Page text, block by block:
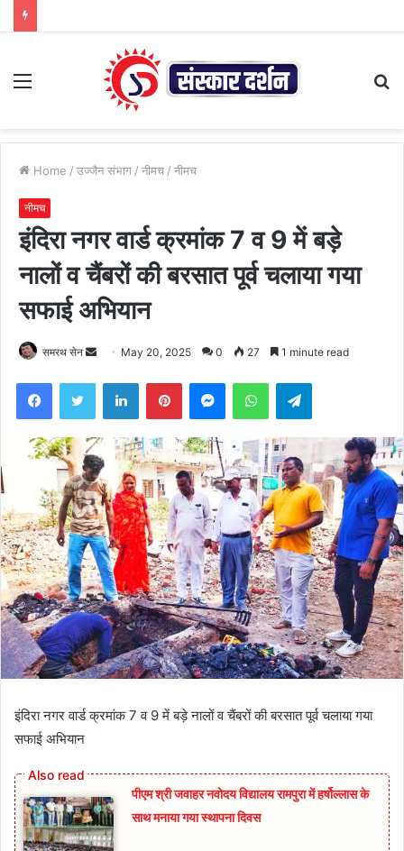
Menu
Home / उज्जैन संभाग / नीमच / नीमच
नीमच
इंदिरा नगर वार्ड क्रमांक 7 व 9 में बड़े
नालों व चैंबरों की बरसात पूर्व चलाया गया
सफाई अभियान
समरथ सेन
Send
email
May 20, 2025 0 27 1 minute read
FacebookTwitter LinkedInPinterestMessengerWhatsAppTelegram
इंदिरा नगर वार्ड क्रमांक 7 व 9 में बड़े नालों व चैंबरों की बरसात पूर्व चलाया गया
सफाई अभियान
पीएम श्री जवाहर नवोदय विद्यालय रामपुरा में हर्षोल्लास के
साथ मनाया गया स्थापना दिवस